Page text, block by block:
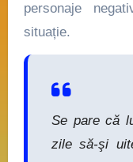
personaje
situație.
Se pare că
zile să-şi